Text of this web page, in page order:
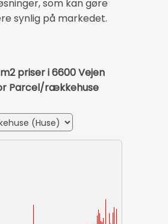
som kan gøre
synlig på markedet.
priser i 6600 Vejen
Parcel/rækkehuse